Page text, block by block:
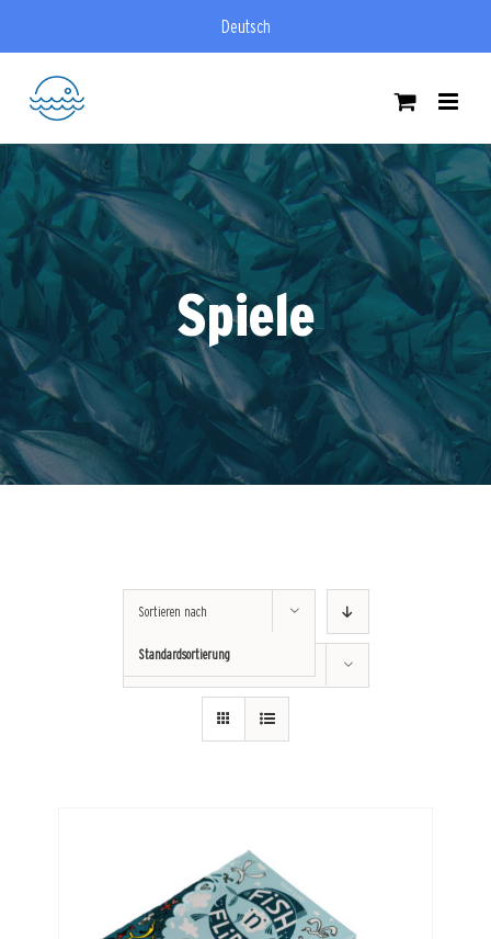
Inhalt
springen
Deutsch
Spiele
Sortieren nach
Standardsortierung